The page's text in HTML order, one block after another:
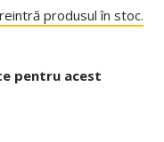
produsul în stoc.
pentru acest